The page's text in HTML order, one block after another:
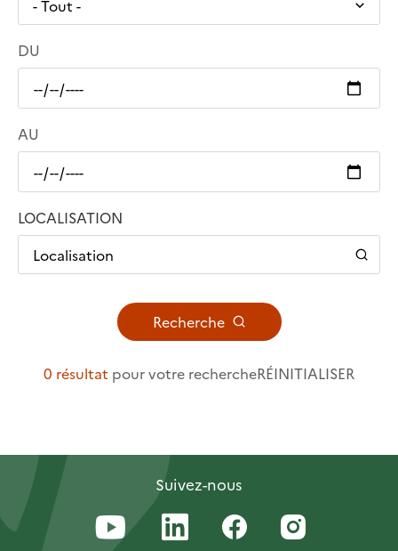
DU
AU
LOCALISATION
Localisation
Recherche
0 résultat pour votre rechercheRÉINITIALISER
Suivez-nous